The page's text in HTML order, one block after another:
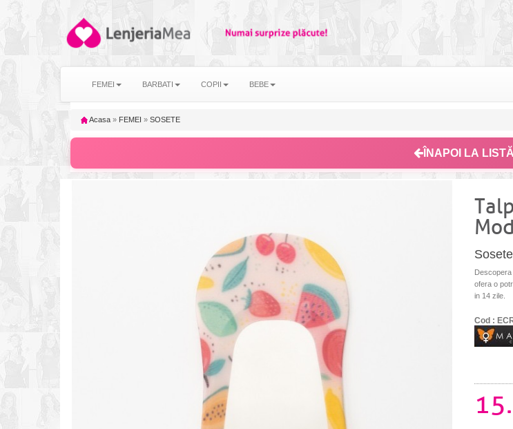
FEMEI BARBATI COPII BEBE
Acasa » FEMEI » SOSETE
ÎNAPOI LA LISTĂ
ofera o
in 14 zile.
Cod :